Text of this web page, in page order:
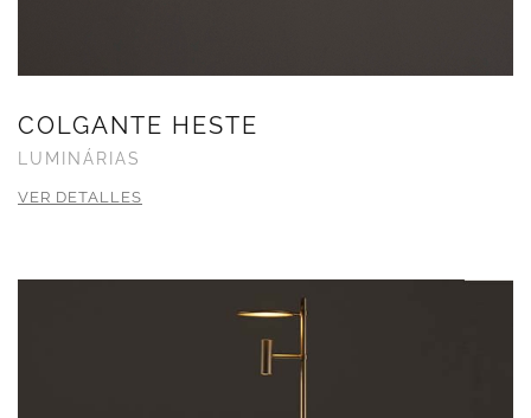
COLGANTE HESTE
LUMINÁRIAS
VER DETALLES